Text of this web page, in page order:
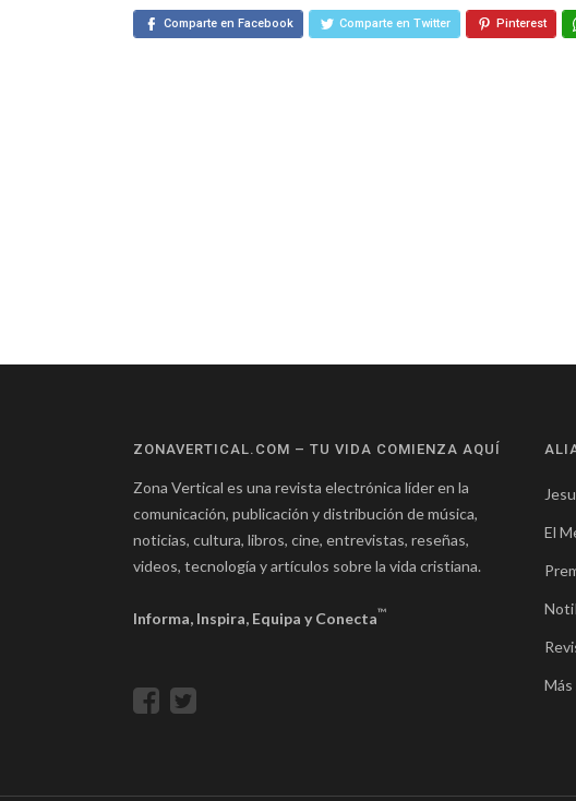
Comparte en Facebook Comparte en Twitter Pinterest
ZONAVERTICAL.COM – TU VIDA COMIENZA AQUÍ
Zona Vertical es una revista electrónica líder en la
comunicación, publicación y distribución de música,
noticias, cultura, libros, cine, entrevistas, reseñas,
videos, tecnología y artículos sobre la vida cristiana.
Informa, Inspira, Equipa y Conecta™
El
Más